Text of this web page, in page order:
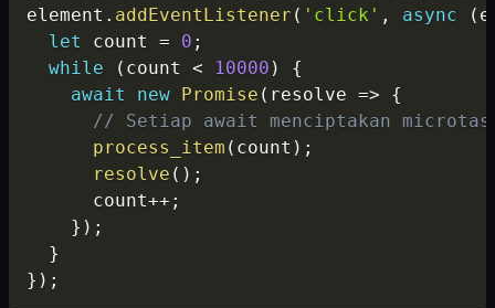
element . addEventListener ( 'click' , async ( e
let
count = 0 ;
while
( count < 10000 )
{
await
new Promise ( resolve =>
{
// Setiap await menciptakan
process_item ( count ) ;
resolve ( ) ;
      count
++ ;
} ) ;
}
} ) ;